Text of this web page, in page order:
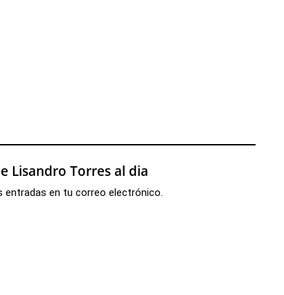
Lisandro Torres al dia
entradas en tu correo electrónico.